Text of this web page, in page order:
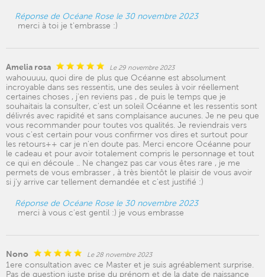
Réponse de Océane Rose le 30 novembre 2023
merci à toi je t'embrasse :)
Amelia rosa Le 29 novembre 2023
wahouuuu, quoi dire de plus que Océanne est absolument
incroyable dans ses ressentis, une des seules à voir réellement
certaines choses , j'en reviens pas , de puis le temps que je
souhaitais la consulter, c'est un soleil Océanne et les ressentis sont
délivrés avec rapidité et sans complaisance aucunes. Je ne peu que
vous recommander pour toutes vos qualités. Je reviendrais vers
vous c'est certain pour vous confirmer vos dires et surtout pour
les retours++ car je n'en doute pas. Merci encore Océanne pour
le cadeau et pour avoir totalement compris le personnage et tout
ce qui en découle .. Ne changez pas car vous êtes rare , je me
permets de vous embrasser , à très bientôt le plaisir de vous avoir
si j'y arrive car tellement demandée et c'est justifié :)
Réponse de Océane Rose le 30 novembre 2023
merci à vous c'est gentil :) je vous embrasse
Nono Le 28 novembre 2023
1ere consultation avec ce Master et je suis agréablement surprise.
Pas de question juste prise du prénom et de la date de naissance